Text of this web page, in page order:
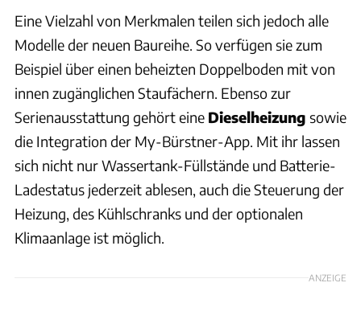
Eine Vielzahl von Merkmalen teilen sich jedoch alle
Modelle der neuen Baureihe. So verfügen sie zum
Beispiel über einen beheizten Doppelboden mit von
innen zugänglichen Staufächern. Ebenso zur
Serienausstattung gehört eine Dieselheizung sowie
die Integration der My-Bürstner-App. Mit ihr lassen
sich nicht nur Wassertank-Füllstände und Batterie-
Ladestatus jederzeit ablesen, auch die Steuerung der
Heizung, des Kühlschranks und der optionalen
Klimaanlage ist möglich.
ANZEIGE